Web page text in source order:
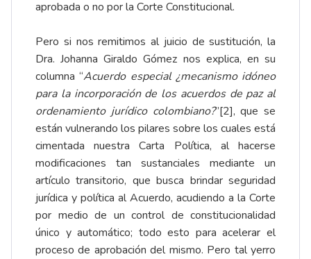
aprobada o no por la Corte Constitucional.
Pero si nos remitimos al juicio de sustitución, la
Dra. Johanna Giraldo Gómez nos explica, en su
columna “Acuerdo especial ¿mecanismo idóneo
para la incorporación de los acuerdos de paz al
ordenamiento jurídico colombiano?”[2], que se
están vulnerando los pilares sobre los cuales está
cimentada nuestra Carta Política, al hacerse
modificaciones tan sustanciales mediante un
artículo transitorio, que busca brindar seguridad
jurídica y política al Acuerdo, acudiendo a la Corte
por medio de un control de constitucionalidad
único y automático; todo esto para acelerar el
proceso de aprobación del mismo. Pero tal yerro